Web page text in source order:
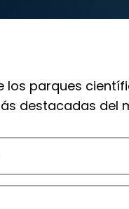
los parques
destacadas del